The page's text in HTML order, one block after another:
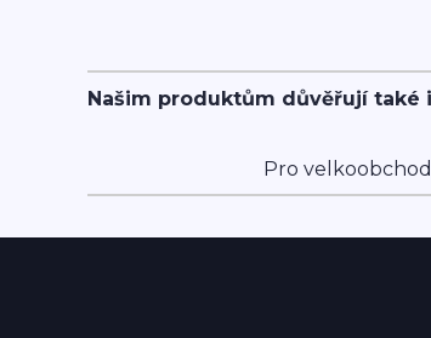
Našim produktům důvěřují
Pro